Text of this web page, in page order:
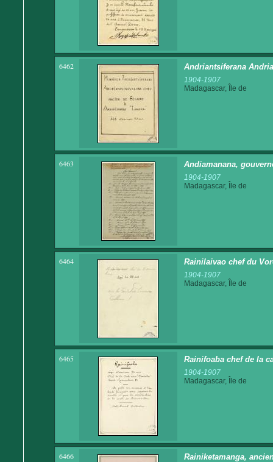
6462 Andriantsiferana
1904-1907
Madagascar, Île de
6463 Andiamanana,
1904-1907
Madagascar, Île de
6464 Rainilaivao chef du
1904-1907
Madagascar, Île de
6465 Rainifoaba chef de la
1904-1907
Madagascar, Île de
6466 Rainiketamanga,